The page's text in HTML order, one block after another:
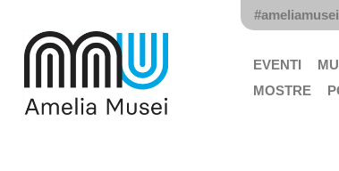
contenuto
#ameliamusei
EVENTI
MOSTRE